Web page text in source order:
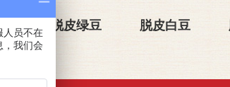
脱皮绿豆 脱皮白豆
人员不在
，我们会